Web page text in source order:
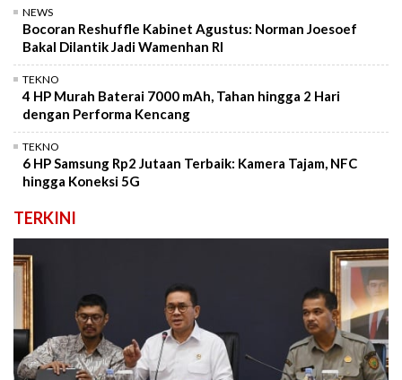
NEWS
Bocoran Reshuffle Kabinet Agustus: Norman Joesoef
Bakal Dilantik Jadi Wamenhan RI
TEKNO
4 HP Murah Baterai 7000 mAh, Tahan hingga 2 Hari
dengan Performa Kencang
TEKNO
6 HP Samsung Rp2 Jutaan Terbaik: Kamera Tajam, NFC
hingga Koneksi 5G
TERKINI